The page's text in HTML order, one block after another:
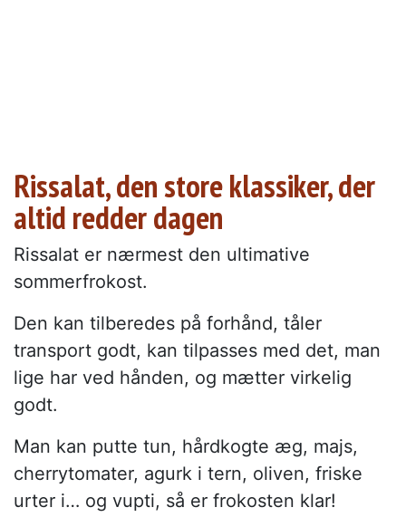
Rissalat, den store klassiker, der
altid redder dagen
Rissalat er nærmest den ultimative
sommerfrokost.
Den kan tilberedes på forhånd, tåler
transport godt, kan tilpasses med det, man
lige har ved hånden, og mætter virkelig
godt.
Man kan putte tun, hårdkogte æg, majs,
cherrytomater, agurk i tern, oliven, friske
urter i… og vupti, så er frokosten klar!